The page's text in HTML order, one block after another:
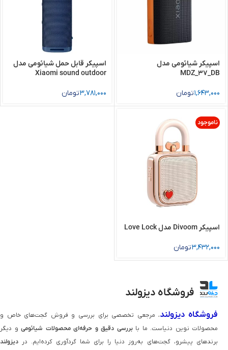
اسپیکر شیائومی مدل
MDZ_37_DB
1,643,000تومان
اسپیکر قابل حمل شیائومی مدل
Xiaomi sound outdoor
3,781,000تومان
ناموجود
اسپیکر Divoom مدل Love Lock
3,432,000تومان
فروشگاه دیزولند
فروشگاه دیزولند، مرجعی تخصصی برای بررسی و فروش گجت‌های خاص و
محصولات نوین دنیاست. ما بابررسی دقیق و حرفه‌ای محصولات شیائومی و دیگر
برندهای پیشرو، گجت‌های به‌روز دنیا را برای شما گردآوری کرده‌ایم. در دیزولند